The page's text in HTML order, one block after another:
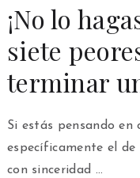
¡No lo
siete
terminar
Si estás pensando en
específicamente el
con sinceridad …